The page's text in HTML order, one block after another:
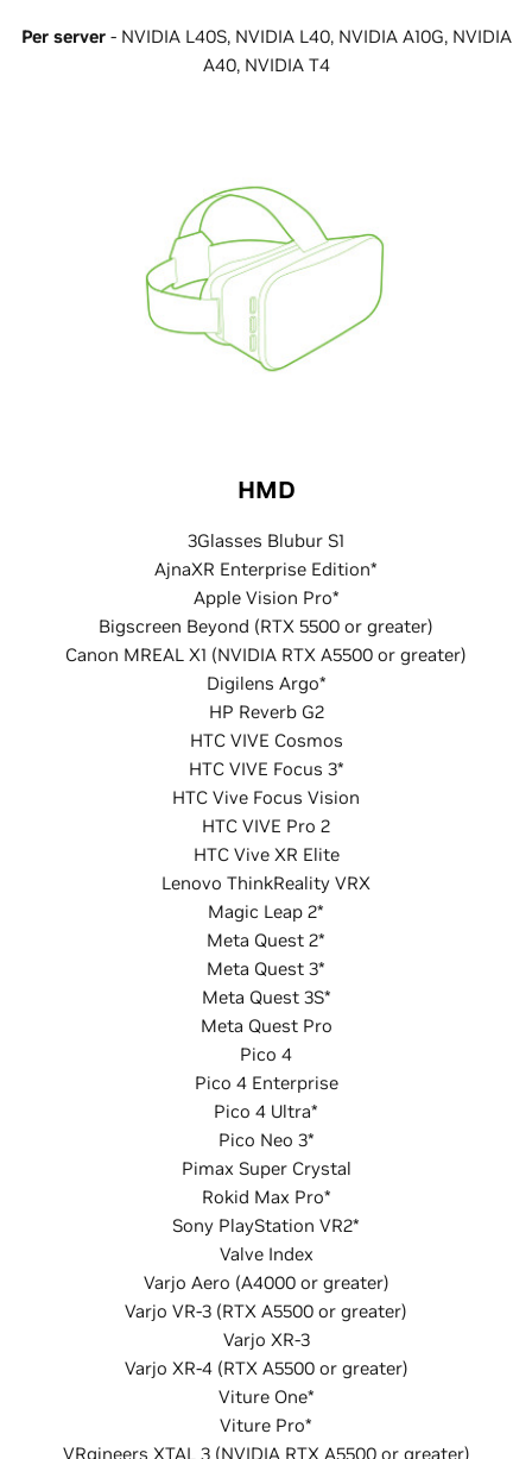
Per server- NVIDIA L40S, NVIDIA L40, NVIDIA A10G, NVIDIA
A40, NVIDIA T4
HMD
3Glasses Blubur S1
AjnaXR Enterprise Edition*
Apple Vision Pro*
Bigscreen Beyond (RTX 5500 or greater)
Canon MREAL X1 (NVIDIA RTX A5500 or greater)
Digilens Argo*
HP Reverb G2
HTC VIVE Cosmos
HTC VIVE Focus 3*
HTC Vive Focus Vision
HTC VIVE Pro 2
HTC Vive XR Elite
Lenovo ThinkReality VRX
Magic Leap 2*
Meta Quest 2*
Meta Quest 3*
Meta Quest 3S*
Meta Quest Pro
Pico 4
Pico 4 Enterprise
Pico 4 Ultra*
Pico Neo 3*
Pimax Super Crystal
Rokid Max Pro*
Sony PlayStation VR2*
Valve Index
Varjo Aero (A4000 or greater)
Varjo VR-3 (RTX A5500 or greater)
Varjo XR-3
Varjo XR-4 (RTX A5500 or greater)
Viture One*
Viture Pro*
VRgineers XTAL 3 (NVIDIA RTX A5500 or greater)